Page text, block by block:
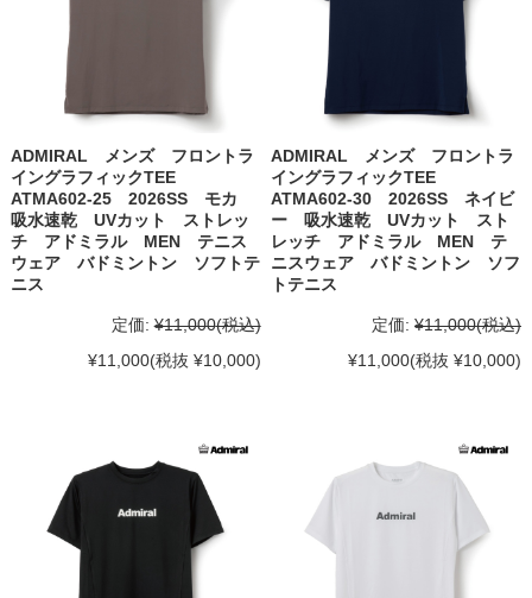
ADMIRAL メンズ フロントラ
イングラフィックTEE
ATMA602-25 2026SS モカ
吸水速乾 UVカット ストレッ
チ アドミラル MEN テニス
ウェア バドミントン ソフトテ
ニス
定価: ¥11,000(税込)
¥11,000(税抜 ¥10,000)
ADMIRAL メンズ フロントラ
イングラフィックTEE
ATMA602-30 2026SS ネイビ
ー 吸水速乾 UVカット スト
レッチ アドミラル MEN テ
ニスウェア バドミントン ソフ
トテニス
定価: ¥11,000(税込)
¥11,000(税抜 ¥10,000)